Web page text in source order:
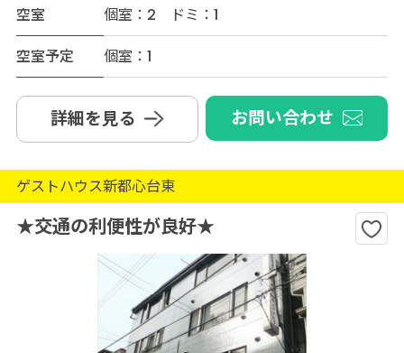
空室
個室：2 ドミ：1
空室予定
個室：1
詳細を見る お問い合わせ
ゲストハウス新都心台東
★交通の利便性が良好★